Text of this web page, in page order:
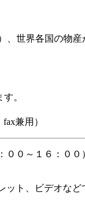
世界各国の物産
。
兼用）
０～１６：００
ト、ビデオな